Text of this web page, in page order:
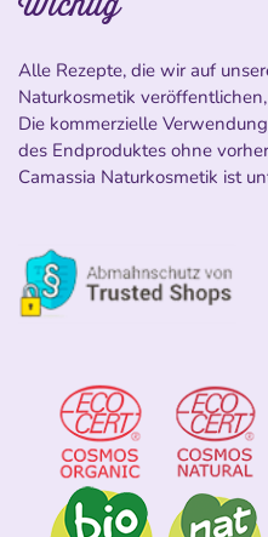
Alle Rezepte, die wir auf
Naturkosmetik
Die kommerzielle
des Endproduktes ohne
Camassia Naturkosmetik ist